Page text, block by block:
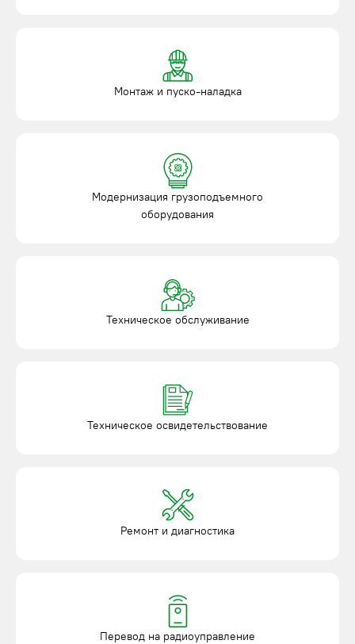
Монтаж и пуско-наладка
Модернизация грузоподъемного
оборудования
Техническое обслуживание
Техническое освидетельствование
Ремонт и диагностика
Перевод на радиоуправление